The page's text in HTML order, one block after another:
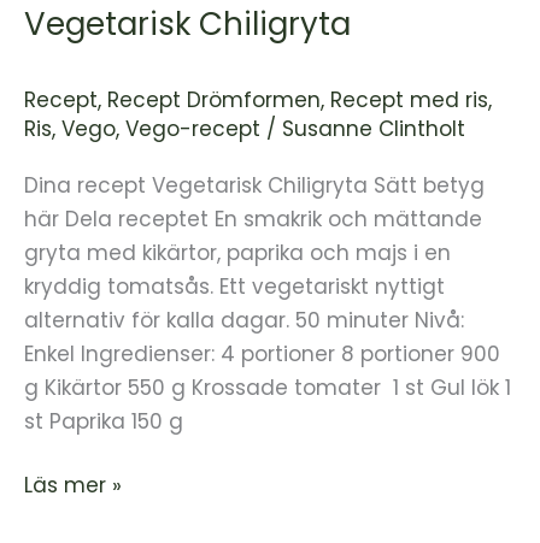
Vegetarisk Chiligryta
Recept, Recept Drömformen, Recept med ris,
Ris, Vego, Vego-recept / Susanne Clintholt
Dina recept Vegetarisk Chiligryta Sätt betyg
här Dela receptet En smakrik och mättande
gryta med kikärtor, paprika och majs i en
kryddig tomatsås. Ett vegetariskt nyttigt
alternativ för kalla dagar. 50 minuter Nivå:
Enkel Ingredienser: 4 portioner 8 portioner 900
g Kikärtor 550 g Krossade tomater 1 st Gul lök 1
st Paprika 150 g
Läs mer »